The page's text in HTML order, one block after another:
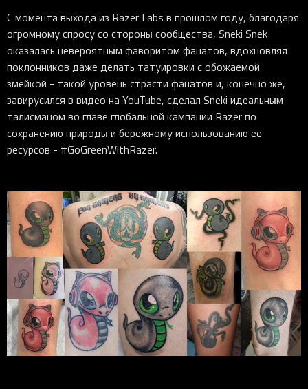
С момента выхода из Razer Labs в прошлом году, благодаря
огромному спросу со стороны сообщества, Sneki Snek
оказалась невероятным фаворитом фанатов, вдохновляя
поклонников даже делать татуировки с обожаемой
змейкой - такой уровень страсти фанатов и, конечно же,
завирусился в видео на YouTube, сделал Sneki идеальным
талисманом во главе глобальной кампании Razer по
сохранению природы и бережному использованию ее
ресурсов - #GoGreenWithRazer.